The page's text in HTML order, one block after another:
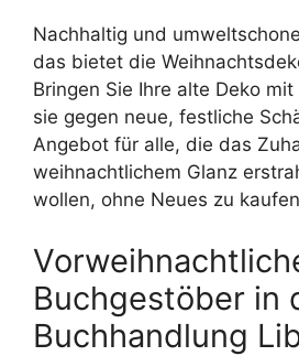
Nachhaltig und
das bietet die
Bringen Sie Ihre alte Deko
sie gegen neue, festliche
Angebot für alle, die das
weihnachtlichem Glanz
wollen, ohne Neues zu
Buchgestöber in
Buchhandlung